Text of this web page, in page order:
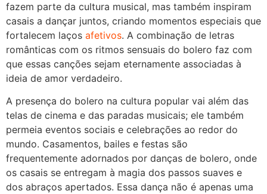
fazem parte da cultura musical, mas também inspiram
casais a dançar juntos, criando momentos especiais que
fortalecem laços afetivos. A combinação de letras
românticas com os ritmos sensuais do bolero faz com
que essas canções sejam eternamente associadas à
ideia de amor verdadeiro.
A presença do bolero na cultura popular vai além das
telas de cinema e das paradas musicais; ele também
permeia eventos sociais e celebrações ao redor do
mundo. Casamentos, bailes e festas são
frequentemente adornados por danças de bolero, onde
os casais se entregam à magia dos passos suaves e
dos abraços apertados. Essa dança não é apenas uma